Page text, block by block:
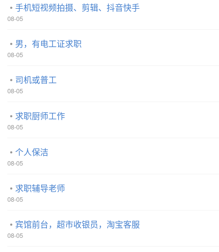
手机短视频拍摄、剪辑、抖音快手
08-05
男，有电工证求职
08-05
司机或普工
08-05
求职厨师工作
08-05
个人保洁
08-05
求职辅导老师
08-05
宾馆前台，超市收银员，淘宝客服
08-05